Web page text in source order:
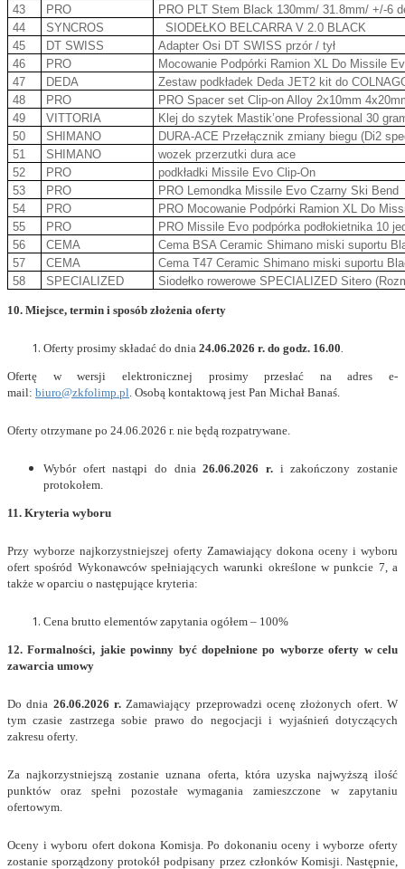
43 PRO
PRO PLT Stem Black 130mm/ 31.8mm/ +/-6
44
SYNCROS
SIODEŁKO BELCARRA V 2.0 BLACK
45
DT SWISS
Adapter Osi DT SWISS przór / tył
46
PRO
Mocowanie Podpórki Ramion XL Do Missile
47
DEDA
Zestaw podkładek Deda JET2 kit do
48
PRO
PRO Spacer set Clip-on Alloy 2x10mm
49
VITTORIA
Klej do szytek Mastik’one Professional 30
50
SHIMANO
DURA-ACE Przełącznik zmiany biegu (Di2
51
SHIMANO
wozek przerzutki dura ace
52
PRO
podkładki Missile Evo Clip-On
53
PRO
PRO Lemondka Missile Evo Czarny Ski Bend
54
PRO
PRO Mocowanie Podpórki Ramion XL Do
55
PRO
PRO Missile Evo podpórka podłokietnika 10
56
CEMA
Cema BSA Ceramic Shimano miski suportu
57
CEMA
Cema T47 Ceramic Shimano miski suportu
58
SPECIALIZED Siodełko rowerowe SPECIALIZED Sitero
10. Miejsce, termin i sposób złożenia oferty
Oferty prosimy składać do dnia 24.06.2026 r. do godz. 16.00
Ofertę w wersji elektronicznej prosimy przesłać na adres e-
mail: biuro@zkfolimp.pl . Osobą kontaktową jest Pan Michał Banaś.
Oferty otrzymane po 24.06.2026 r. nie będą rozpatrywane.
Wybór ofert nastąpi do dnia26.06.2026 r. i zakończony zostanie
protokołem.
11. Kryteria wyboru
Przy wyborze najkorzystniejszej oferty Zamawiający dokona oceny i wyboru
ofert spośród Wykonawców spełniających warunki określone w punkcie 7, a
także w oparciu o następujące kryteria:
Cena brutto elementów zapytania ogółem – 100%
12. Formalności, jakie powinny być dopełnione po wyborze oferty w celu
zawarcia umowy
Do dnia 26.06.2026 r. Zamawiający przeprowadzi ocenę złożonych ofert. W
tym czasie zastrzega sobie prawo do negocjacji i wyjaśnień dotyczących
zakresu oferty.
Za najkorzystniejszą zostanie uznana oferta, która uzyska najwyższą ilość
punktów oraz spełni pozostałe wymagania zamieszczone w zapytaniu
ofertowym.
Oceny i wyboru ofert dokona Komisja. Po dokonaniu oceny i wyborze oferty
zostanie sporządzony protokół podpisany przez członków Komisji. Następnie,